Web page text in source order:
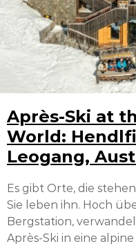
Après-Ski at
World:
Leogang,
Es gibt Orte, die
Sie leben ihn. Hoch
Bergstation,
Après-Ski in eine